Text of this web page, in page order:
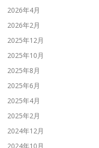
2026年4月
2026年2月
2025年12月
2025年10月
2025年8月
2025年6月
2025年4月
2025年2月
2024年12月
2024年10月